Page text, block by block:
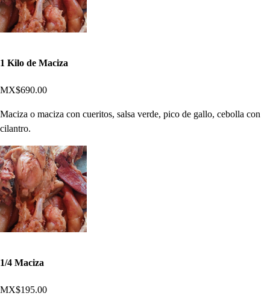
1 Kilo de Maciza
MX$690.00
Maciza o maciza con cueritos, salsa verde, pico de gallo, cebolla con
cilantro.
1/4 Maciza
MX$195.00